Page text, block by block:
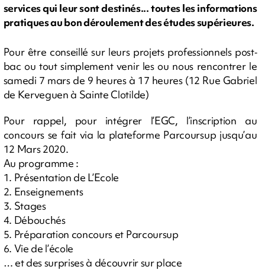
services qui leur sont destinés... toutes les informations
pratiques au bon déroulement des études supérieures.
Pour être conseillé sur leurs projets professionnels post‐
bac ou tout simplement venir les ou nous rencontrer le
samedi 7 mars de 9 heures à 17 heures (12 Rue Gabriel
de Kerveguen à Sainte Clotilde)
Pour rappel, pour intégrer l’EGC, l’inscription au
concours se fait via la plateforme Parcoursup jusqu’au
12 Mars 2020.
Au programme :
1. Présentation de L’Ecole
2. Enseignements
3. Stages
4. Débouchés
5. Préparation concours et Parcoursup
6. Vie de l’école
… et des surprises à découvrir sur place